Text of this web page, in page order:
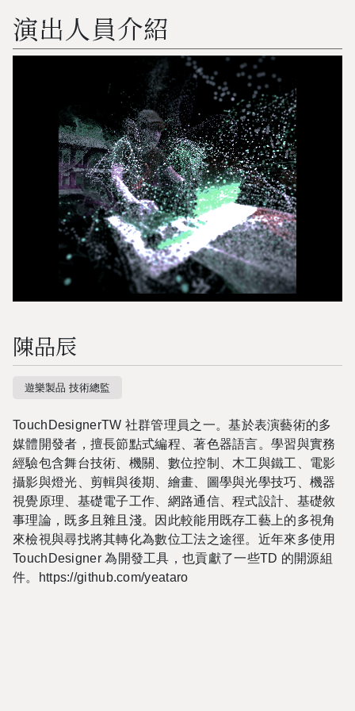
演出人員介紹
陳品辰
遊樂製品 技術總監
TouchDesignerTW 社群管理員之一。基於表演藝術的多
媒體開發者，擅長節點式編程、著色器語言。學習與實務
經驗包含舞台技術、機關、數位控制、木工與鐵工、電影
攝影與燈光、剪輯與後期、繪畫、圖學與光學技巧、機器
視覺原理、基礎電子工作、網路通信、程式設計、基礎敘
事理論，既多且雜且淺。因此較能用既存工藝上的多視角
來檢視與尋找將其轉化為數位工法之途徑。近年來多使用
TouchDesigner 為開發工具，也貢獻了一些TD 的開源組
件。https://github.com/yeataro